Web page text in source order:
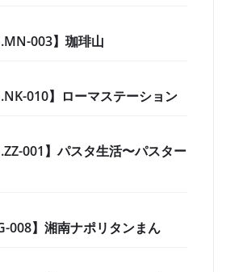
003】珈琲山
010】ローマステーション
001】パスタ生活〜パスター
008】湘南ナポリタンまん